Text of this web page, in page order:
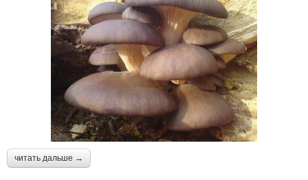
читать дальше →